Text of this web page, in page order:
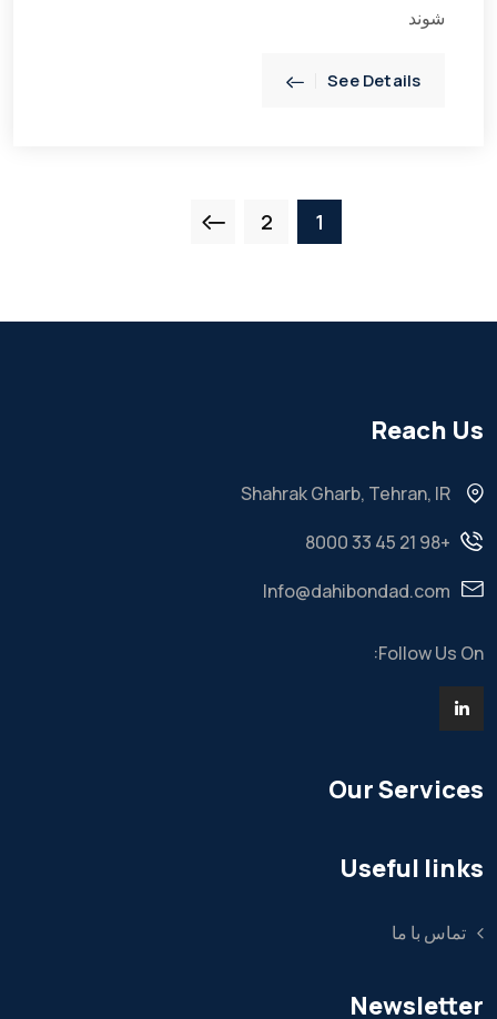
شوند
See Details
1
2
Reach Us
Shahrak Gharb, Tehran, IR
+98 21 45 33 8000
Info@dahibondad.com
Follow Us On:
Our Services
Useful links
تماس با ما
Newsletter